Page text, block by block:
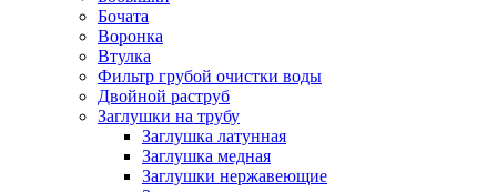
Бочата
Воронка
Втулка
Фильтр грубой очистки воды
Двойной раструб
Заглушки на трубу
Заглушка латунная
Заглушка медная
Заглушки нержавеющие